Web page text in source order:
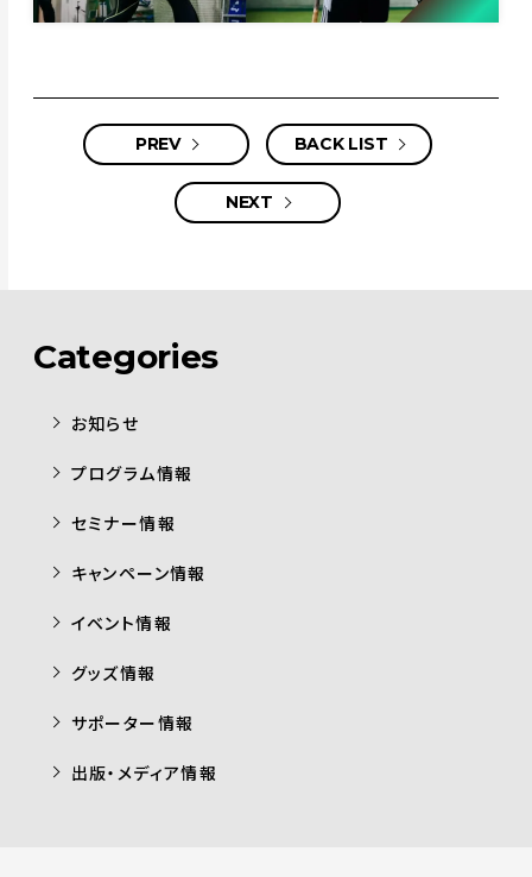
PREV BACK LIST
NEXT
Categories
お知らせ
プログラム情報
セミナー情報
キャンペーン情報
イベント情報
グッズ情報
サポーター情報
出版・メディア情報